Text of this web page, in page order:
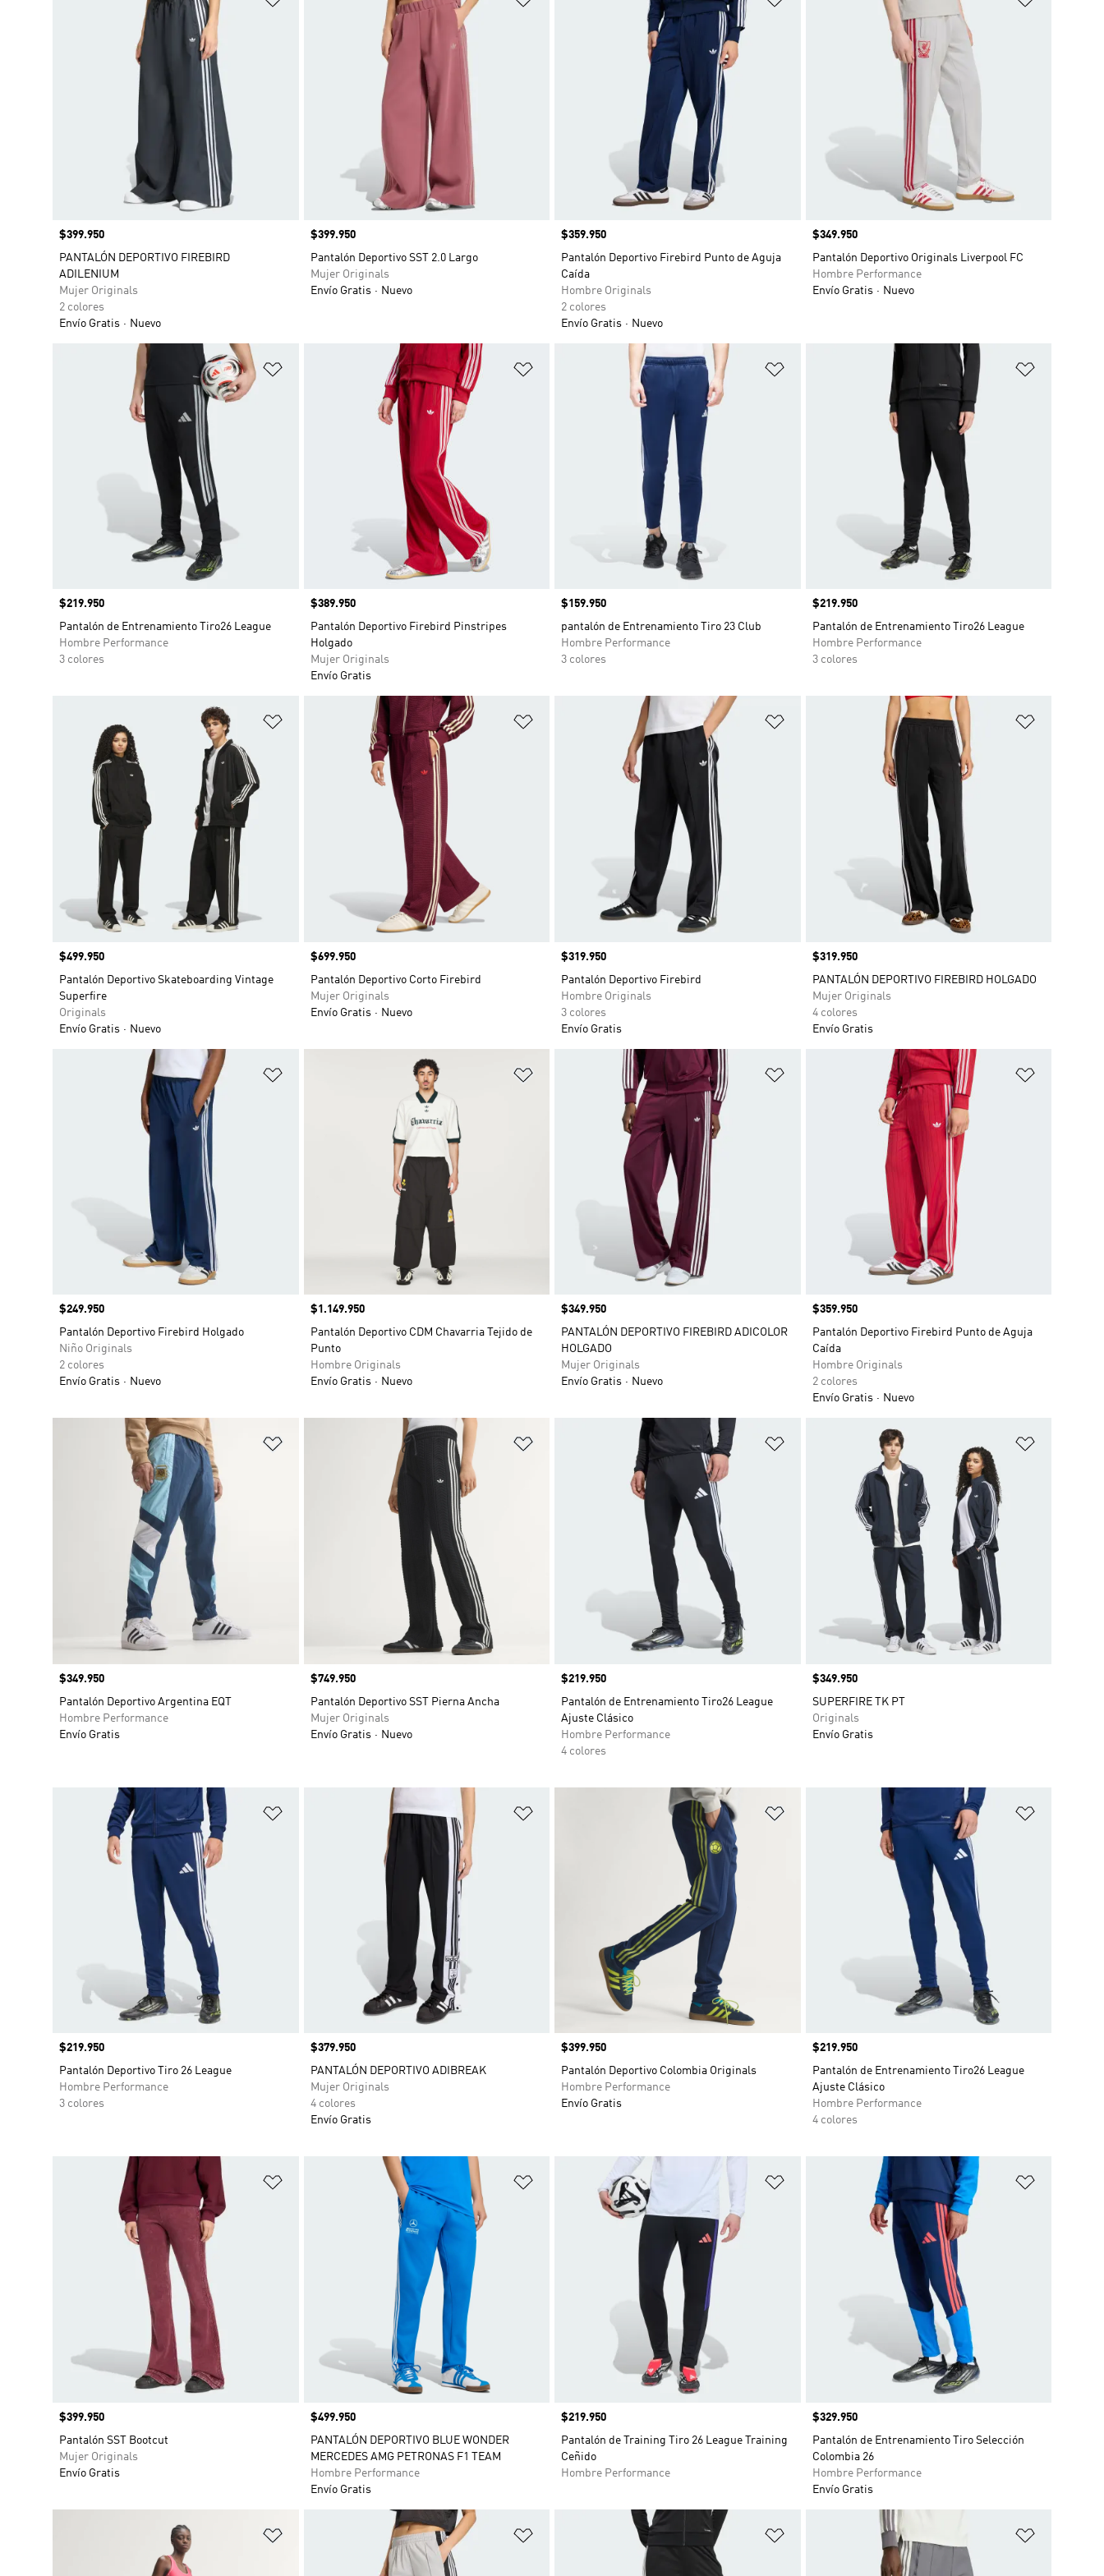
Precio
$399.950
PANTALÓN DEPORTIVO FIREBIRD
ADILENIUM
Mujer Originals
2 colores
Envío Gratis
Nuevo
Precio
$399.950
Pantalón Deportivo SST 2.0 Largo
Mujer Originals
Envío Gratis
Nuevo
Precio
$359.950
Pantalón Deportivo Firebird Punto de Aguja
Caída
Hombre Originals
2 colores
Envío Gratis
Nuevo
Precio
$349.950
Pantalón Deportivo Originals Liverpool FC
Hombre Performance
Envío Gratis
Nuevo
Añadir a la lista de deseos
Precio
$219.950
Pantalón de Entrenamiento Tiro26 League
Hombre Performance
3 colores
Añadir a la lista de deseos
Precio
$389.950
Pantalón Deportivo Firebird Pinstripes
Holgado
Mujer Originals
Envío Gratis
Añadir a la lista de deseos
Precio
$159.950
pantalón de Entrenamiento Tiro 23 Club
Hombre Performance
3 colores
Precio
$219.950
Pantalón de Entrenamiento Tiro26 League
Hombre Performance
3 colores
Añadir a la lista de deseos
Precio
$499.950
Pantalón Deportivo Skateboarding Vintage
Superfire
Originals
Envío Gratis
Nuevo
Añadir a la lista de deseos
Precio
$699.950
Pantalón Deportivo Corto Firebird
Mujer Originals
Envío Gratis
Nuevo
Añadir a la lista de deseos
Precio
$319.950
Pantalón Deportivo Firebird
Hombre Originals
3 colores
Envío Gratis
Precio
$319.950
PANTALÓN DEPORTIVO FIREBIRD HOLGADO
Mujer Originals
4 colores
Envío Gratis
Añadir a la lista de deseos
Precio
$249.950
Pantalón Deportivo Firebird Holgado
Niño Originals
2 colores
Envío Gratis
Nuevo
Añadir a la lista de deseos
Precio
$1.149.950
Pantalón Deportivo CDM Chavarria Tejido de
Punto
Hombre Originals
Envío Gratis
Nuevo
Añadir a la lista de deseos
Precio
$349.950
PANTALÓN DEPORTIVO FIREBIRD ADICOLOR
HOLGADO
Mujer Originals
Envío Gratis
Nuevo
Precio
$359.950
Pantalón Deportivo Firebird Punto de Aguja
Caída
Hombre Originals
2 colores
Envío Gratis
Nuevo
Añadir a la lista de deseos
Precio
$349.950
Pantalón Deportivo Argentina EQT
Hombre Performance
Envío Gratis
Añadir a la lista de deseos
Precio
$749.950
Pantalón Deportivo SST Pierna Ancha
Mujer Originals
Envío Gratis
Nuevo
Añadir a la lista de deseos
Precio
$219.950
Pantalón de Entrenamiento Tiro26 League
Ajuste Clásico
Hombre Performance
4 colores
Precio
$349.950
SUPERFIRE TK PT
Originals
Envío Gratis
Añadir a la lista de deseos
Precio
$219.950
Pantalón Deportivo Tiro 26 League
Hombre Performance
3 colores
Añadir a la lista de deseos
Precio
$379.950
PANTALÓN DEPORTIVO ADIBREAK
Mujer Originals
4 colores
Envío Gratis
Añadir a la lista de deseos
Precio
$399.950
Pantalón Deportivo Colombia Originals
Hombre Performance
Envío Gratis
Precio
$219.950
Pantalón de Entrenamiento Tiro26 League
Ajuste Clásico
Hombre Performance
4 colores
Añadir a la lista de deseos
Precio
$399.950
Pantalón SST Bootcut
Mujer Originals
Envío Gratis
Añadir a la lista de deseos
Precio
$499.950
PANTALÓN DEPORTIVO BLUE WONDER
MERCEDES AMG PETRONAS F1 TEAM
Hombre Performance
Envío Gratis
Añadir a la lista de deseos
Precio
$219.950
Pantalón de Training Tiro 26 League Training
Ceñido
Hombre Performance
Precio
$329.950
Pantalón de Entrenamiento Tiro Selección
Colombia 26
Hombre Performance
Envío Gratis
Añadir a la lista de deseos Añadir a la lista de deseos Añadir a la lista de deseos